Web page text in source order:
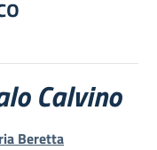
Calvino
Beretta